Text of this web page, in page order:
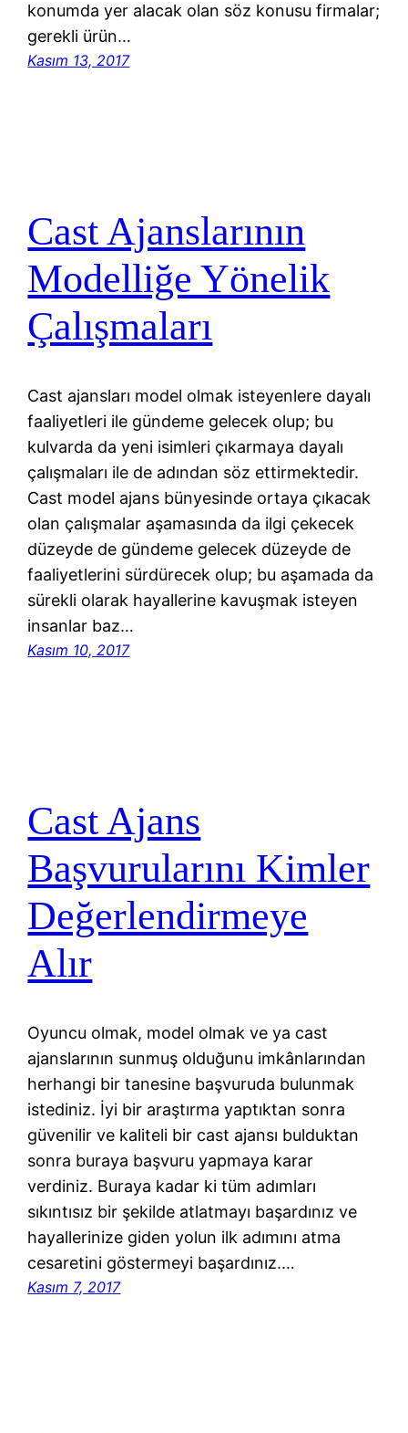
konumda yer alacak olan söz konusu firmalar;
gerekli ürün…
Kasım 13, 2017
Cast Ajanslarının
Modelliğe Yönelik
Çalışmaları
Cast ajansları model olmak isteyenlere dayalı
faaliyetleri ile gündeme gelecek olup; bu
kulvarda da yeni isimleri çıkarmaya dayalı
çalışmaları ile de adından söz ettirmektedir.
Cast model ajans bünyesinde ortaya çıkacak
olan çalışmalar aşamasında da ilgi çekecek
düzeyde de gündeme gelecek düzeyde de
faaliyetlerini sürdürecek olup; bu aşamada da
sürekli olarak hayallerine kavuşmak isteyen
insanlar baz…
Kasım 10, 2017
Cast Ajans
Başvurularını Kimler
Değerlendirmeye
Alır
Oyuncu olmak, model olmak ve ya cast
ajanslarının sunmuş olduğunu imkânlarından
herhangi bir tanesine başvuruda bulunmak
istediniz. İyi bir araştırma yaptıktan sonra
güvenilir ve kaliteli bir cast ajansı bulduktan
sonra buraya başvuru yapmaya karar
verdiniz. Buraya kadar ki tüm adımları
sıkıntısız bir şekilde atlatmayı başardınız ve
hayallerinize giden yolun ilk adımını atma
cesaretini göstermeyi başardınız.…
Kasım 7, 2017